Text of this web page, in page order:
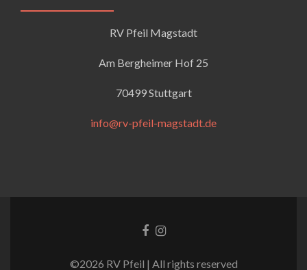
RV Pfeil Magstadt
Am Bergheimer Hof 25
70499 Stuttgart
info@rv-pfeil-magstadt.de
Facebook-
Instagram
©2026 RV Pfeil | All rights reserved